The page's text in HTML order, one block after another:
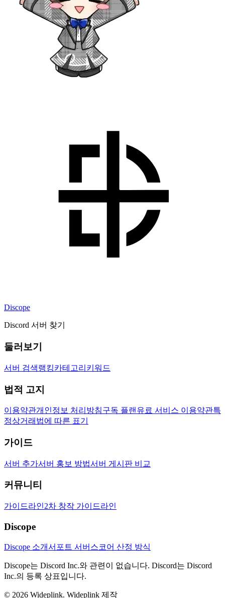
Discope
Discord 서버 찾기
둘러보기
서버 검색랭킹카테고리 키워드
법적 고지
이용약관개인정보 처리방침구독 플랜 유료 서비스 이용약관특
정상거래법에 따른 표기
가이드
서버 추가서버 홍보 방법서버 게시판 비교
커뮤니티
가이드라인2차 창작 가이드라인
Discope
Discope 소개서포트 서버 스코어 산정 방식
Discope는 Discord Inc.와 관련이 없습니다. Discord는 Discord
Inc.의 등록 상표입니다.
© 2026 Wideplink. Wideplink 제작